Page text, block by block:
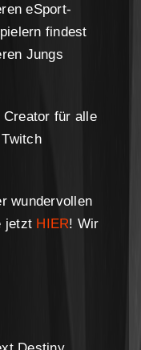
eSport-
findest
Jungs
Creator für alle
wundervollen
jetzt HIER! Wir